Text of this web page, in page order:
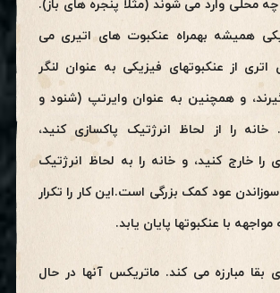
محلی وارد می شوند (مثلا پنجره های باز).
همیشه بهمراه عنکبوت های اتیری می
اتری از عنکبوتهای فیزیکی به عنوان لنگر
و همچنین به عنوان وایرتپ (شنود و
را از لحاظ انرژتیک پاکسازی کنید،
را خارج کنید، و خانه را به لحاظ انرژتیک
عود کمک بزرگی است.این کار را تکرار
با عنکبوتها پایان یابد.
بقا مبارزه می کند. ماتریکس آنها در حال